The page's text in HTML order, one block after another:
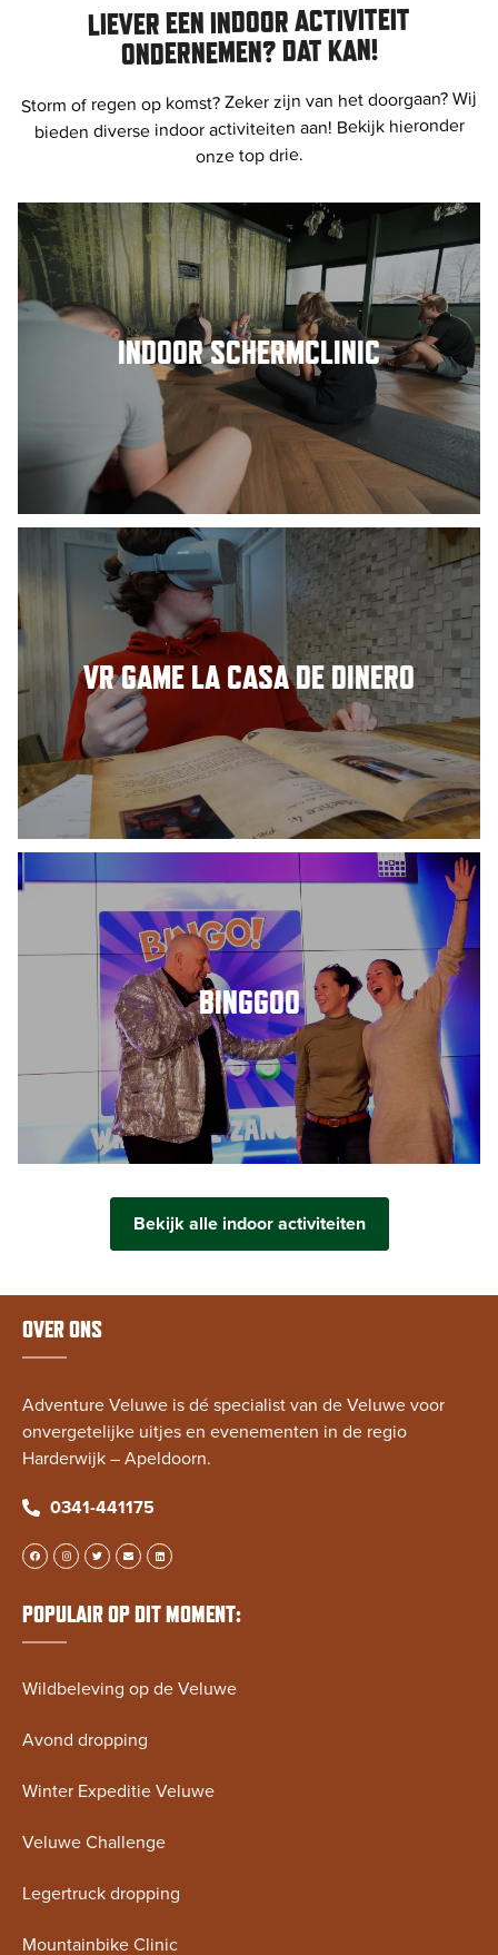
LIEVER EEN INDOOR ACTIVITEIT
ONDERNEMEN? DAT KAN!
Storm of regen op komst? Zeker zijn van het doorgaan? Wij
bieden diverse indoor activiteiten aan! Bekijk hieronder
onze top drie.
INDOOR SCHERMCLINIC
VR GAME LA CASA DE DINERO
BINGGOO
Bekijk alle indoor activiteiten
OVER ONS
Adventure Veluwe is dé specialist van de Veluwe voor
onvergetelijke uitjes en evenementen in de regio
Harderwijk – Apeldoorn.
0341-441175
POPULAIR OP DIT MOMENT:
Wildbeleving op de Veluwe
Avond dropping
Winter Expeditie Veluwe
Veluwe Challenge
Legertruck dropping
Mountainbike Clinic